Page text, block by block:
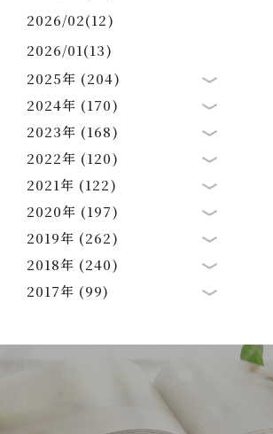
2026/02(12)
2026/01(13)
2025年 (204)
2024年 (170)
2023年 (168)
2022年 (120)
2021年 (122)
2020年 (197)
2019年 (262)
2018年 (240)
2017年 (99)